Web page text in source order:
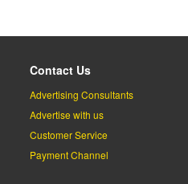
Contact Us
Advertising Consultants
Advertise with us
Customer Service
Payment Channel